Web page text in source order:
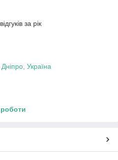
за рік
Україна